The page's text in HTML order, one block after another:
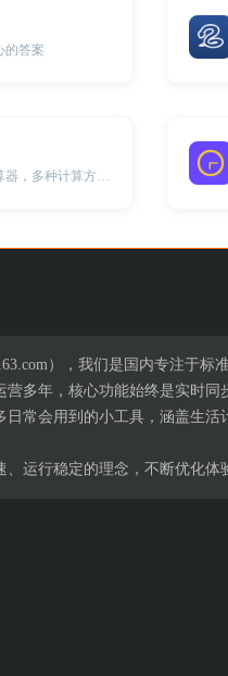
的答案
），我们是国内专注于标
营多年，核心功能始终是实时
常会用到的小工具，涵盖生
运行稳定的理念，不断优化